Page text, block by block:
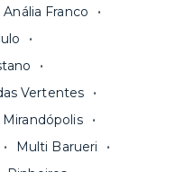
para a
de mudança: é
a morar.
e assina o
ou celular.
Franco
Vertentes
Mirandópolis
Multi Barueri